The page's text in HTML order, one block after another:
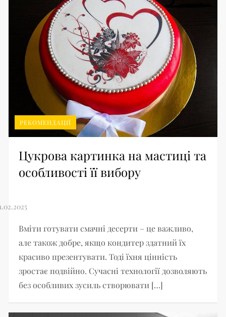
РЕКОМЕНДАЦІЇ
Цукрова картинка на мастиці та
особливості її вибору
Вміти готувати смачні десерти – це важливо,
але також добре, якщо кондитер здатний їх
красиво презентувати. Тоді їхня цінність
зростає подвійно. Сучасні технології дозволяють
без особливих зусиль створювати […]